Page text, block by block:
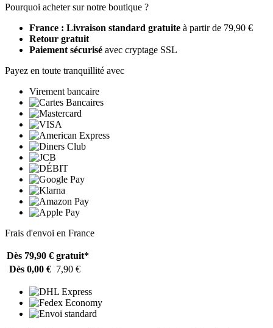
Pourquoi acheter sur notre boutique ?
France : Livraison standard gratuite à partir de 79,90 €
Retour gratuit
Paiement sécurisé avec cryptage SSL
Payez en toute tranquillité avec
Virement bancaire
Frais d'envoi en France
Dès 79,90 € gratuit*
Dès 0,00 € 7,90 €